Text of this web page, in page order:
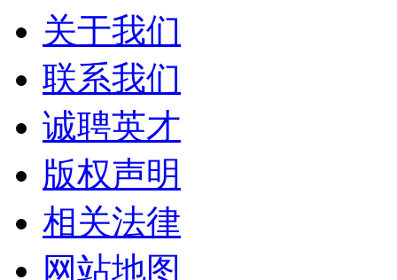
关于我们
联系我们
诚聘英才
版权声明
相关法律
网站地图